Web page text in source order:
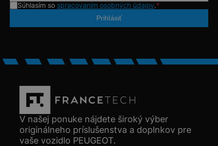
Súhlasím so spracovaním osobných údajov.*
V našej ponuke nájdete široký výber
originálneho príslušenstva a doplnkov pre
vaše vozidlo PEUGEOT.